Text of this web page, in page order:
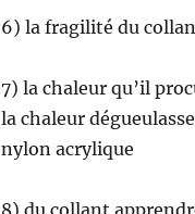
6) la fragilité du
7) la chaleur qu’il
la chaleur
nylon acrylique